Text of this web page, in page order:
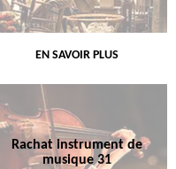
EN SAVOIR PLUS
Rachat instrument de
musique 31